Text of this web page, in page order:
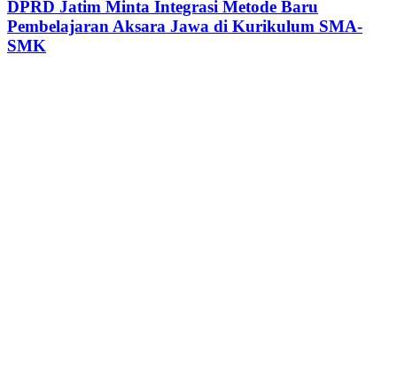
DPRD Jatim Minta Integrasi Metode Baru
Pembelajaran Aksara Jawa di Kurikulum SMA-
SMK